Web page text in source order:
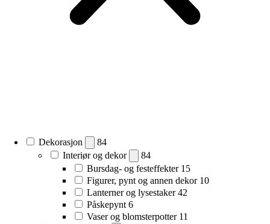
Dekorasjon
84
Interiør og dekor
84
Bursdag- og festeffekter 15
Figurer, pynt og annen dekor 10
Lanterner og lysestaker 42
Påskepynt 6
Vaser og blomsterpotter 11